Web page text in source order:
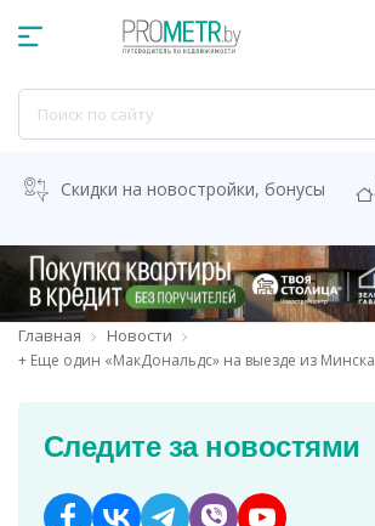
Скидки на новостройки, бонусы
Главная Новости
+ Еще один «МакДональдс» на выезде из Минска
Следите за новостями